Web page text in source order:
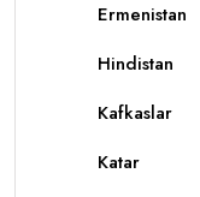
Ermenistan
Hindistan
Kafkaslar
Katar